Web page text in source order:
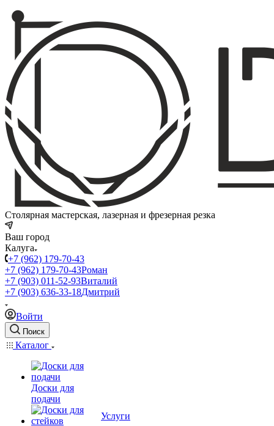
Столярная мастерская, лазерная и фрезерная резка
Ваш город
Калуга
+7 (962) 179-70-43
+7 (962) 179-70-43Роман
+7 (903) 011-52-93Виталий
+7 (903) 636-33-18Дмитрий
Войти
Поиск
Каталог
Доски для
подачи
Услуги